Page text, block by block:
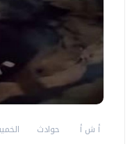
أ ش أ حوادث الخميس، 06